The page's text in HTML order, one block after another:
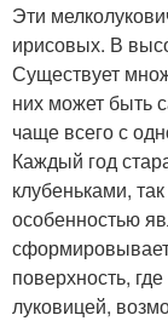
Эти
ирисовых. В
Существует
них может быть
чаще всего с
Каждый год
клубеньками,
особенностью
поверхность,
луковицей,